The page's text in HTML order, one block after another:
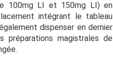
100mg LI et 150mg LI) en
intégrant le tableau
dispenser en dernier
préparations magistrales de